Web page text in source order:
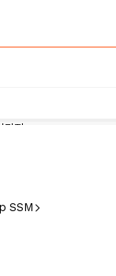
SSM